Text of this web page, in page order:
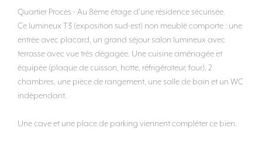
Quartier Procès - Au 8ème étage d'une résidence sécurisée.
Ce lumineux T3 (exposition sud-est) non meublé comporte : une
entrée avec placard, un grand séjour salon lumineux avec
terrasse avec vue très dégagée. Une cuisine aménagée et
équipée (plaque de cuisson, hotte, réfrigérateur, four), 2
chambres, une pièce de rangement, une salle de bain et un WC
indépendant.
Une cave et une place de parking viennent compléter ce bien.